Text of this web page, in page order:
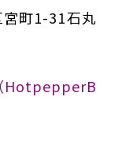
宮町1-31石丸
HotpepperB